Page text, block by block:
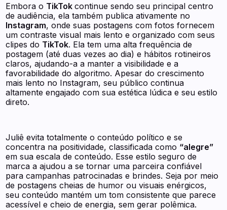
Embora o TikTokcontinue sendo seu principal centro
de audiência, ela também publica ativamente no
Instagram, onde suas postagens com fotos fornecem
um contraste visual mais lento e organizado com seus
clipes do TikTok. Ela tem uma alta frequência de
postagem (até duas vezes ao dia) e hábitos rotineiros
claros, ajudando-a a manter a visibilidade e a
favorabilidade do algoritmo. Apesar do crescimento
mais lento no Instagram, seu público continua
altamente engajado com sua estética lúdica e seu estilo
direto.
Juliê evita totalmente o conteúdo político e se
concentra na positividade, classificada como “alegre”
em sua escala de conteúdo. Esse estilo seguro de
marca a ajudou a se tornar uma parceira confiável
para campanhas patrocinadas e brindes. Seja por meio
de postagens cheias de humor ou visuais enérgicos,
seu conteúdo mantém um tom consistente que parece
acessível e cheio de energia, sem gerar polêmica.